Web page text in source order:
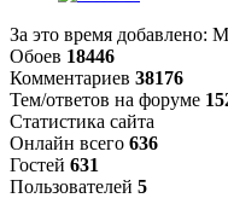
За это время добавлено:
Обоев 18446
Комментариев 38176
Тем/ответов на форуме
Статистика сайта
Онлайн всего 636
Гостей 631
Пользователей 5